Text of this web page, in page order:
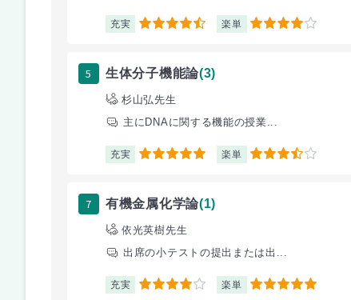
充実 4.5 楽単 4
5 生体分子機能論(3)
杉山弘先生
主にDNAに関する機能の授業...
充実 5 楽単 3.5
7 有機金属化学論(1)
依光英樹先生
出席の小テストの提出または出...
充実 4 楽単 5